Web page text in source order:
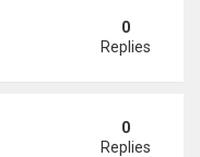
lời đe dọa của
0
Replies
ở Pháp, sống gần
0
Replies